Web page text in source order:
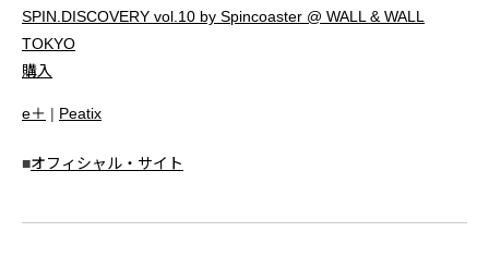
SPIN.DISCOVERY vol.10 by Spincoaster @ WALL & WALL
TOKYO
購入
e＋ | Peatix
■オフィシャル・サイト